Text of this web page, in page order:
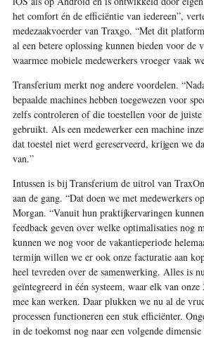
het comfort én de efficiëntie van iedereen”,
medezaakvoerder van Traxgo. “Met dit
al een betere oplossing kunnen bieden voor de
waarmee mobiele medewerkers vroeger vaak
Transferium merkt nog andere voordelen.
bepaalde machines hebben toegewezen voor
zelfs controleren of die toestellen voor de
gebruikt. Als een medewerker een machine
dat toestel niet werd gereserveerd, krijgen we
van.”
Intussen is bij Transferium de uitrol van
aan de gang. “Dat doen we met medewerkers
Morgan. “Vanuit hun praktijkervaringen
feedback geven over welke optimalisaties nog
kunnen we nog voor de vakantieperiode
termijn willen we er ook onze facturatie aan
heel tevreden over de samenwerking. Alles is
geïntegreerd in één systeem, waar elk van
mee kan werken. Daar plukken we nu al de
processen functioneren een stuk efficiënter.
in de toekomst nog naar een volgende